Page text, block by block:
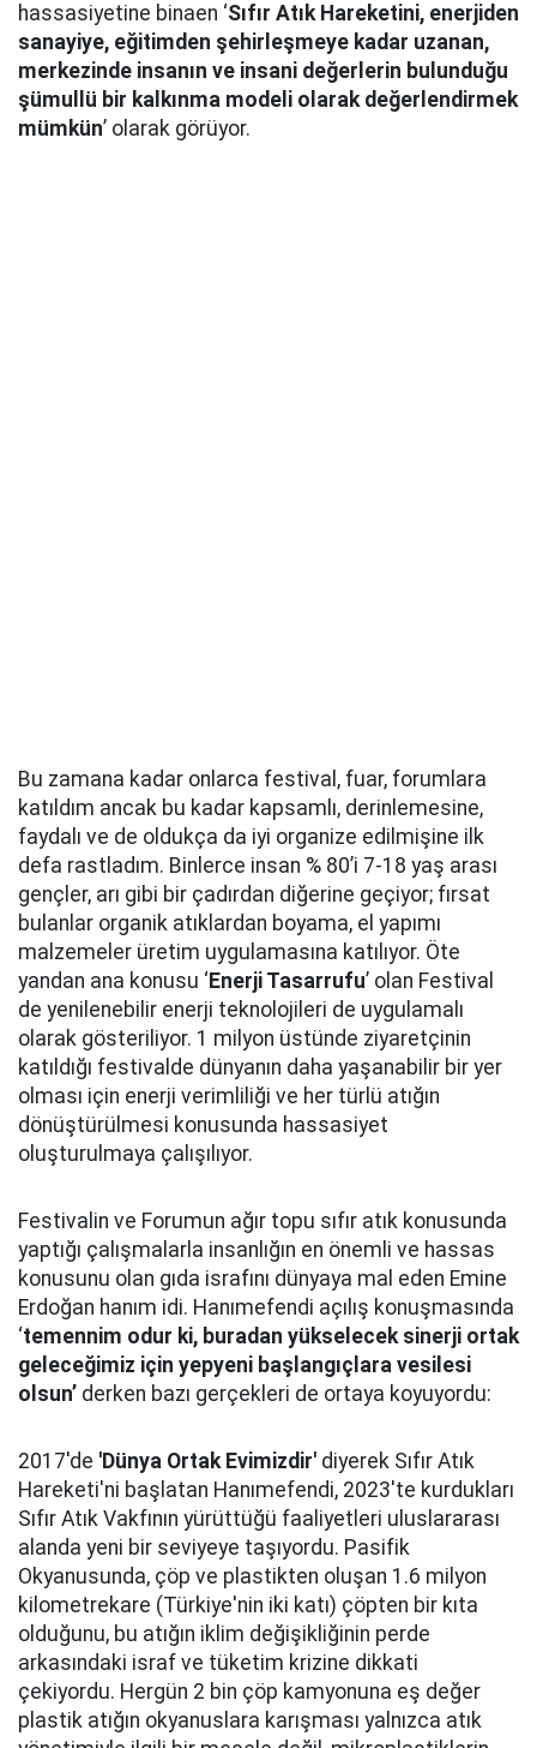
hassasiyetine binaen ‘Sıfır Atık Hareketini, enerjiden
sanayiye, eğitimden şehirleşmeye kadar uzanan,
merkezinde insanın ve insani değerlerin bulunduğu
şümullü bir kalkınma modeli olarak değerlendirmek
mümkün’ olarak görüyor.
Bu zamana kadar onlarca festival, fuar, forumlara
katıldım ancak bu kadar kapsamlı, derinlemesine,
faydalı ve de oldukça da iyi organize edilmişine ilk
defa rastladım. Binlerce insan % 80’i 7-18 yaş arası
gençler, arı gibi bir çadırdan diğerine geçiyor; fırsat
bulanlar organik atıklardan boyama, el yapımı
malzemeler üretim uygulamasına katılıyor. Öte
yandan ana konusu ‘ Enerji Tasarrufu’ olan Festival
de yenilenebilir enerji teknolojileri de uygulamalı
olarak gösteriliyor. 1 milyon üstünde ziyaretçinin
katıldığı festivalde dünyanın daha yaşanabilir bir yer
olması için enerji verimliliği ve her türlü atığın
dönüştürülmesi konusunda hassasiyet
oluşturulmaya çalışılıyor.
Festivalin ve Forumun ağır topu sıfır atık konusunda
yaptığı çalışmalarla insanlığın en önemli ve hassas
konusunu olan gıda israfını dünyaya mal eden Emine
Erdoğan hanım idi. Hanımefendi açılış konuşmasında
‘temennim odur ki, buradan yükselecek sinerji ortak
geleceğimiz için yepyeni başlangıçlara vesilesi
olsun’ derken bazı gerçekleri de ortaya koyuyordu:
2017'de 'Dünya Ortak Evimizdir' diyerek Sıfır Atık
Hareketi'ni başlatan Hanımefendi, 2023'te kurdukları
Sıfır Atık Vakfının yürüttüğü faaliyetleri uluslararası
alanda yeni bir seviyeye taşıyordu. Pasifik
Okyanusunda, çöp ve plastikten oluşan 1.6 milyon
kilometrekare (Türkiye'nin iki katı) çöpten bir kıta
olduğunu, bu atığın iklim değişikliğinin perde
arkasındaki israf ve tüketim krizine dikkati
çekiyordu. Hergün 2 bin çöp kamyonuna eş değer
plastik atığın okyanuslara karışması yalnızca atık